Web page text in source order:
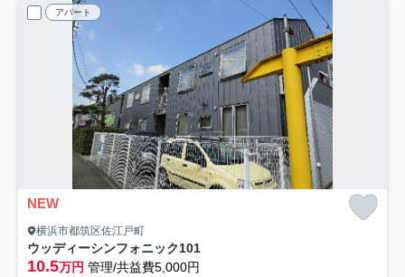
アパート
NEW
横浜市都筑区佐江戸町
ウッディーシンフォニック101
10.5万円 管理/共益費5,000円